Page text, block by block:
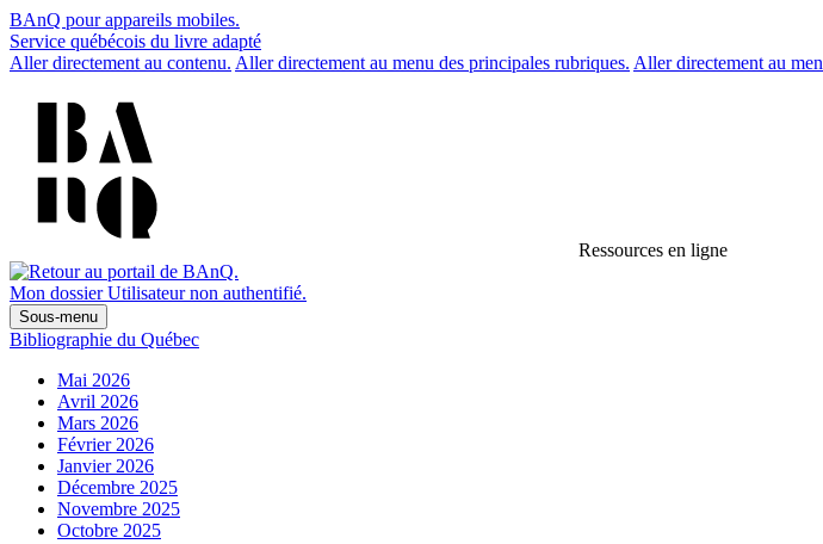
BAnQ pour appareils mobiles.
Service québécois du livre adapté
Aller directement au contenu. Aller directement au menu des principales rubriques. Aller directement au
Ressources en ligne
Mon dossier Utilisateur non authentifié.
Sous-menu
Bibliographie du Québec
Mai 2026
Avril 2026
Mars 2026
Février 2026
Janvier 2026
Décembre 2025
Novembre 2025
Octobre 2025